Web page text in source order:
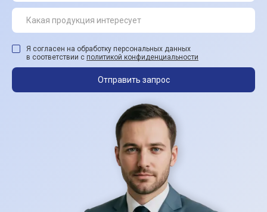
Я согласен на обработку персональных данных
в соответствии с политикой конфиденциальности
Отправить запрос